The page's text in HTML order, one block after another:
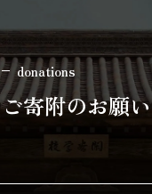
donations
ご寄附のお願い